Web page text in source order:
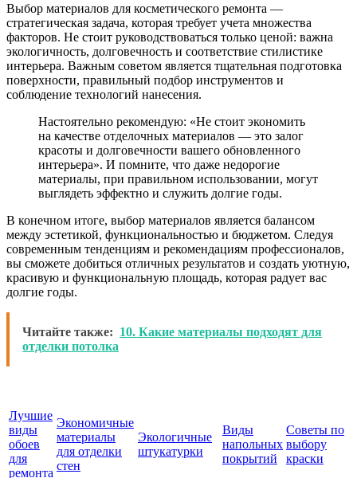
Выбор материалов для косметического ремонта —
стратегическая задача, которая требует учета множества
факторов. Не стоит руководствоваться только ценой: важна
экологичность, долговечность и соответствие стилистике
интерьера. Важным советом является тщательная подготовка
поверхности, правильный подбор инструментов и
соблюдение технологий нанесения.
Настоятельно рекомендую: «Не стоит экономить
на качестве отделочных материалов — это залог
красоты и долговечности вашего обновленного
интерьера». И помните, что даже недорогие
материалы, при правильном использовании, могут
выглядеть эффектно и служить долгие годы.
В конечном итоге, выбор материалов является балансом
между эстетикой, функциональностью и бюджетом. Следуя
современным тенденциям и рекомендациям профессионалов,
вы сможете добиться отличных результатов и создать уютную,
красивую и функциональную площадь, которая радует вас
долгие годы.
Читайте также: 10. Какие материалы подходят для
отделки потолка
Лучшие
виды
обоев
для
ремонта
Экономичные
материалы
для отделки
стен
Экологичные
штукатурки
Виды
напольных
покрытий
Советы по
выбору
краски